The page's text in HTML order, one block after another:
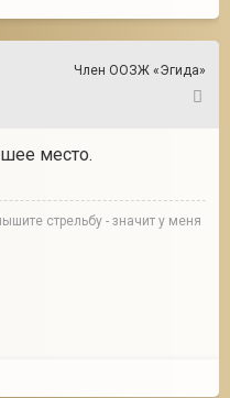
Член ООЗЖ «Эгида»
место.
стрельбу - значит у меня